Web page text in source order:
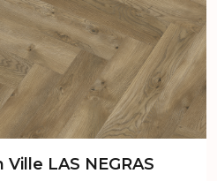
LAS NEGRAS